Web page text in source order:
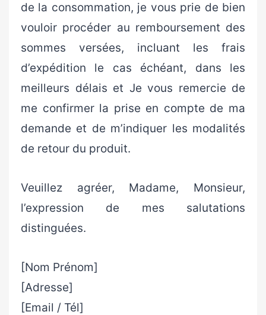
de la consommation, je vous prie de bien
vouloir procéder au remboursement des
sommes versées, incluant les frais
d’expédition le cas échéant, dans les
meilleurs délais et Je vous remercie de
me confirmer la prise en compte de ma
demande et de m’indiquer les modalités
de retour du produit.
Veuillez agréer, Madame, Monsieur,
l’expression de mes salutations
distinguées.
[Nom Prénom]
[Adresse]
[Email / Tél]